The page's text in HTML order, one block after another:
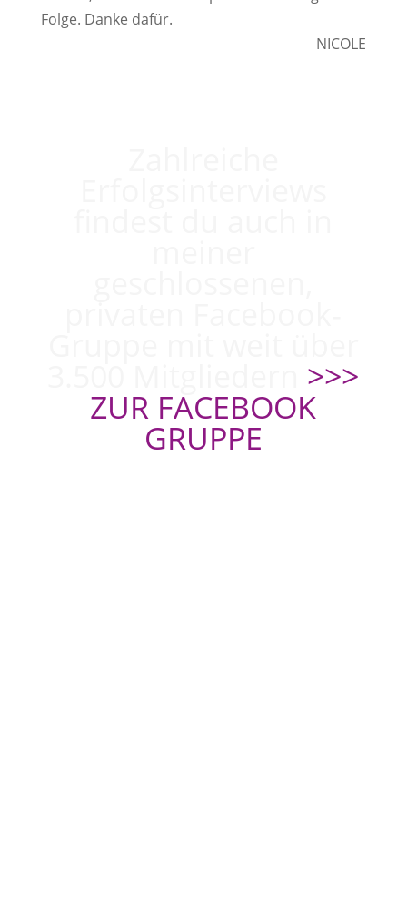
Folge. Danke dafür.
NICOLE
>>>
ZUR FACEBOOK
GRUPPE